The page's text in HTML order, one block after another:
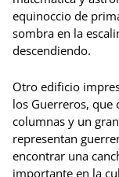
equinoccio de
sombra en la
descendiendo.
Otro edificio
los Guerreros, que
columnas y un
representan
encontrar una
importante en la